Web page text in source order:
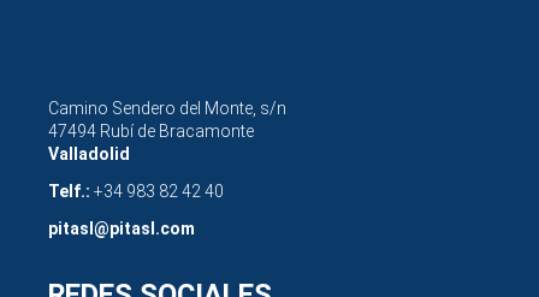
Camino Sendero del Monte, s/n
47494 Rubí de Bracamonte
Valladolid
Telf.: +34 983 82 42 40
pitasl@pitasl.com